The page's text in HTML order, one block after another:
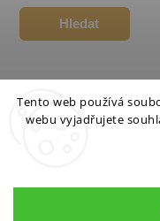
Tento web používá
webu vyjadřujete
Hledat